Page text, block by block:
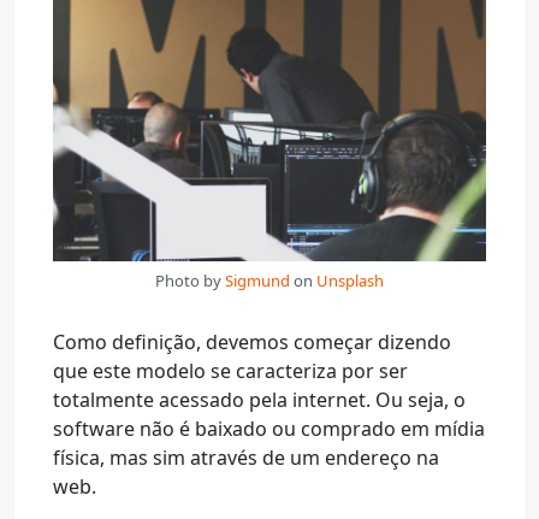
Photo bySigmund on Unsplash
Como definição, devemos começar dizendo
que este modelo se caracteriza por ser
totalmente acessado pela internet. Ou seja, o
software não é baixado ou comprado em mídia
física, mas sim através de um endereço na
web.